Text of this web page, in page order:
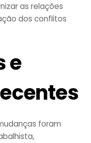
as relações
dos conflitos
e
foram